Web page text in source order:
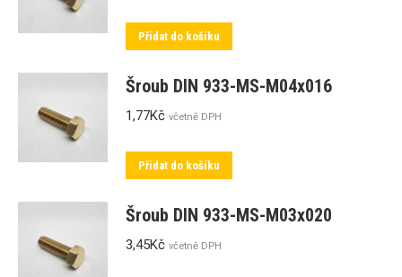
Přidat do košíku
Šroub DIN 933-MS-M04x016
1,77Kč včetně DPH
Přidat do košíku
Šroub DIN 933-MS-M03x020
3,45Kč včetně DPH